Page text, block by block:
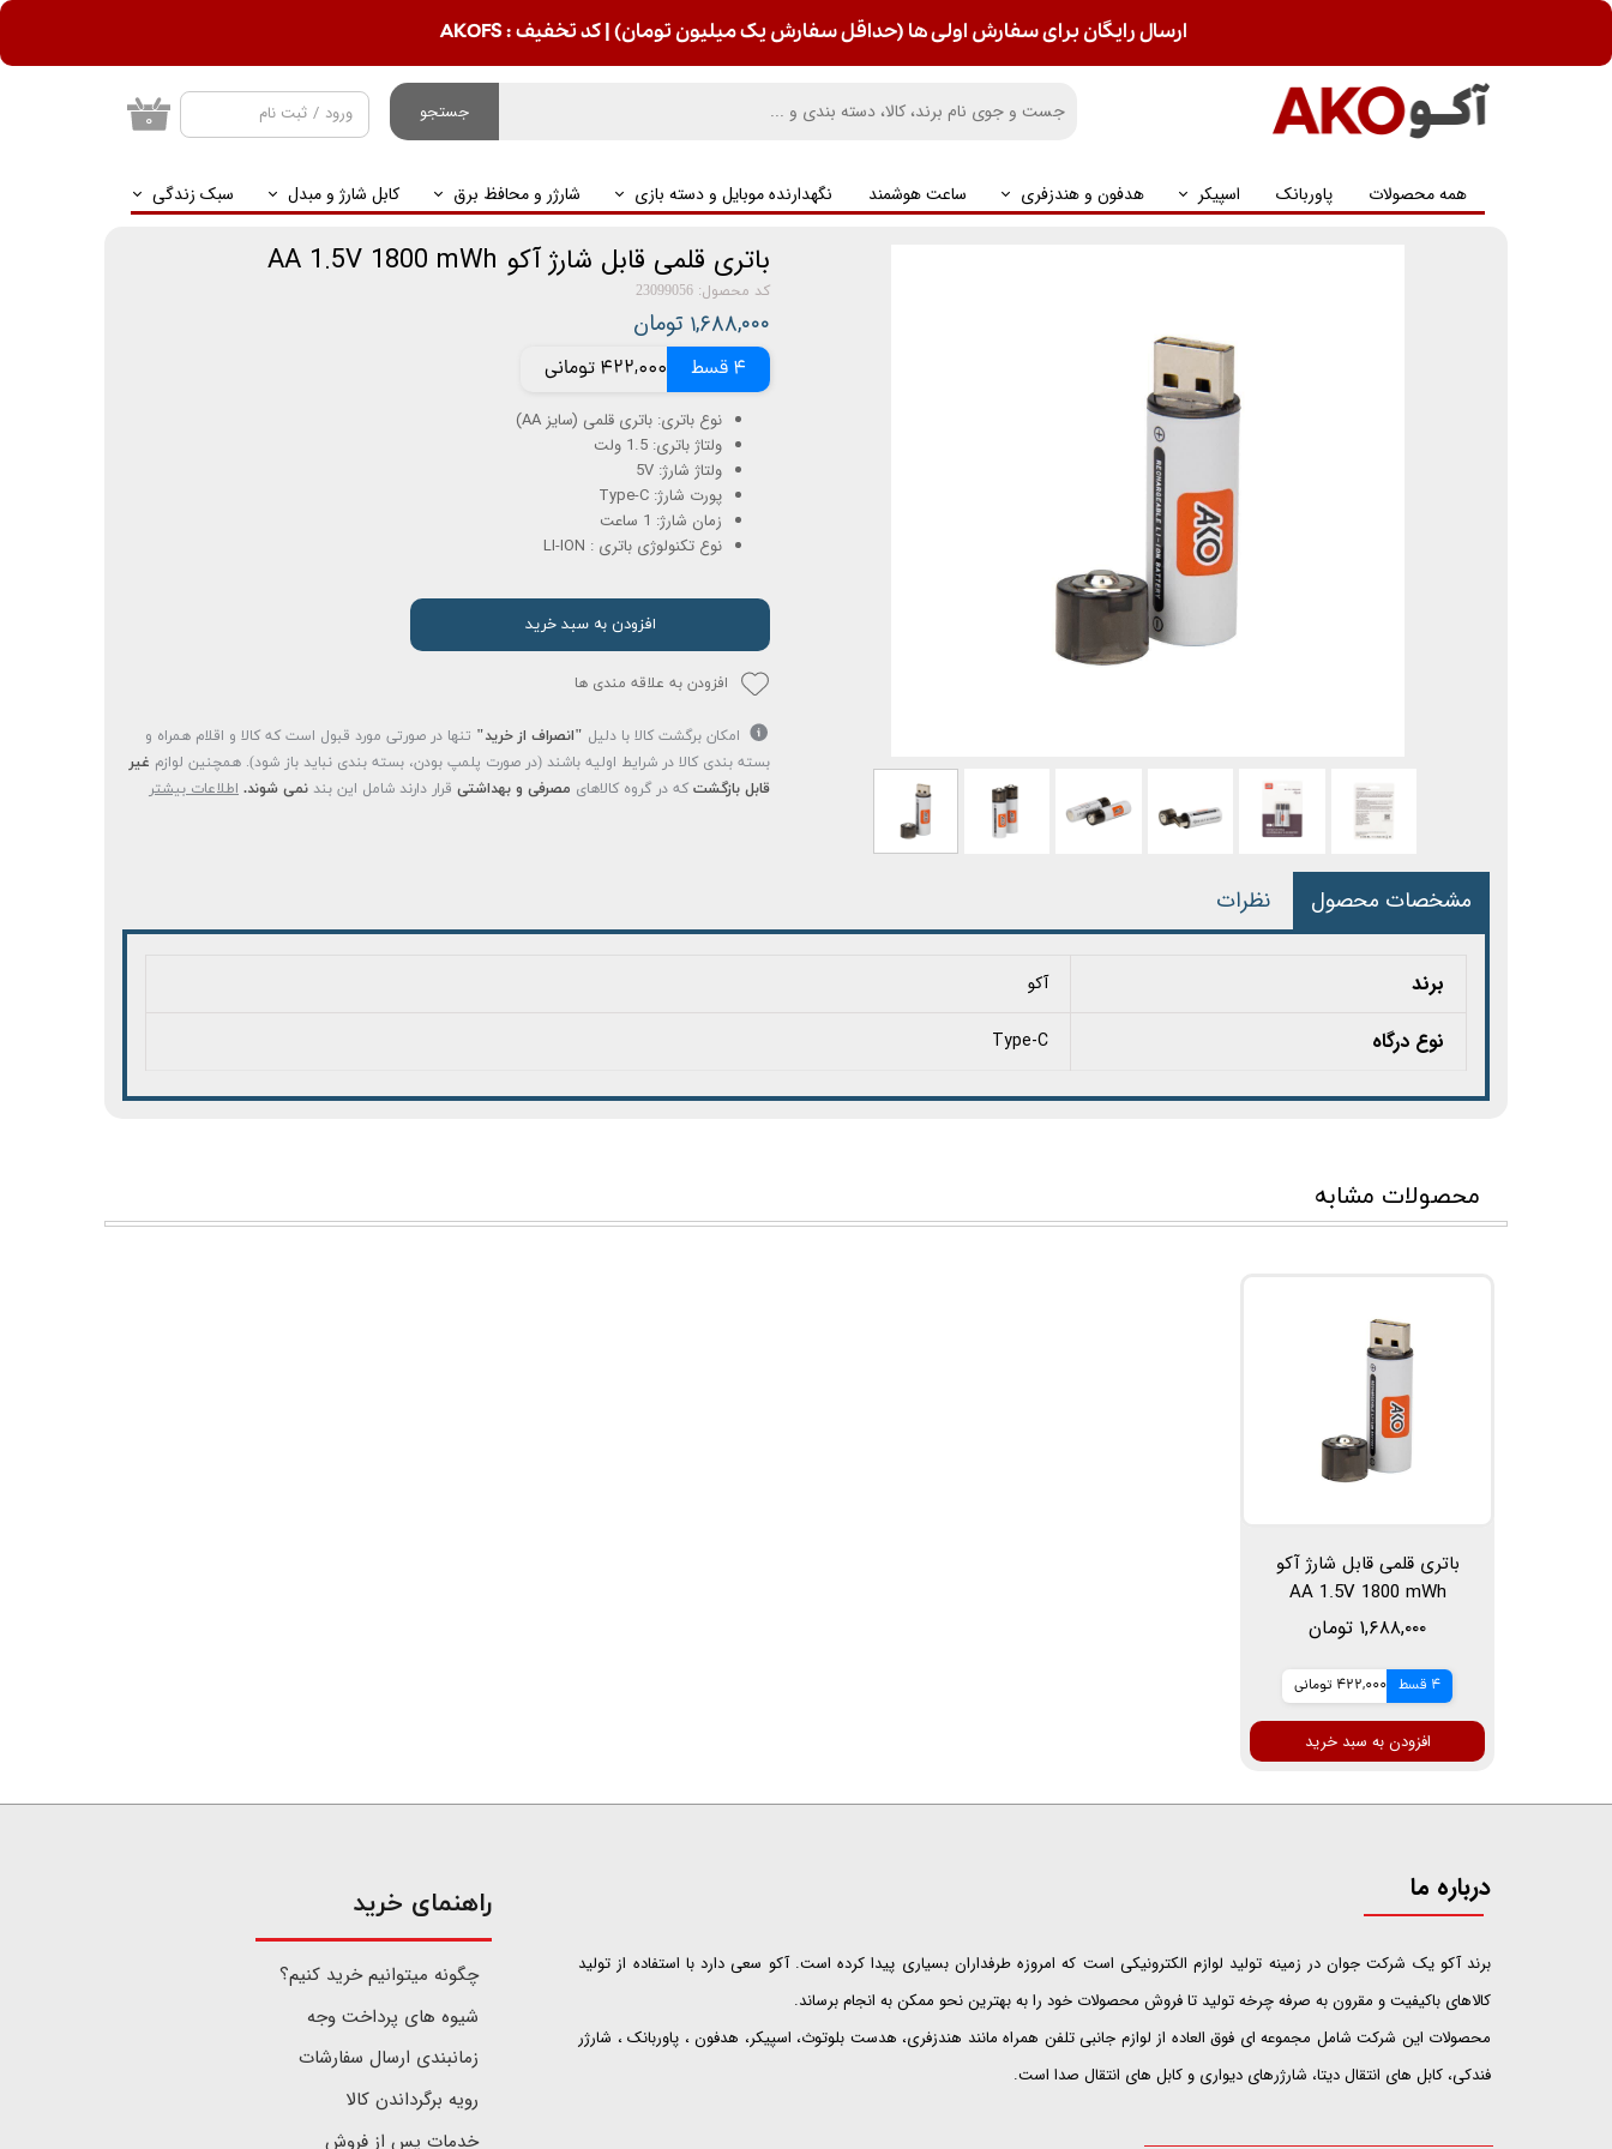
جستجو
همه محصولات پاوربانک اسپیکر هدفون و هندزفری ساعت هوشمند نگهدارنده موبایل و دسته بازی شارژر و محافظ برق کابل شارژ و مبدل سبک زندگی
ورود / ثبت نام
تغییر گذر واژه
۰
ارسال رایگان برای سفارش اولی ها (حداقل سفارش یک میلیون تومان) | کد تخفیف : AKOFS
باتری قلمی قابل شارژ آکو AA 1.5V 1800 mWh
کد محصول: 23099056
۱,۶۸۸,۰۰۰ تومان
4 قسط 422,000 تومانی
نوع باتری: باتری قلمی (سایز AA)
ولتاژ باتری: 1.5 ولت
ولتاژ شارژ: 5V
پورت شارژ: Type-C
زمان شارژ: 1 ساعت
نوع تکنولوژی باتری : LI-ION
افزودن به سبد خرید
افزودن به علاقه مندی ها
امکان برگشت کالا با دلیل "انصراف از خرید" تنها در صورتی مورد قبول است که کالا و اقلام همراه و
بسته بندی کالا در شرایط اولیه باشند (در صورت پلمپ بودن، بسته بندی نباید باز شود). همچنین لوازم غیر
قابل بازگشت که در گروه کالاهای مصرفی و بهداشتی قرار دارند شامل این بند نمی شوند. اطلاعات بیشتر
مشخصات محصول نظرات
برند آکو
نوع درگاه Type-C
محصولات مشابه
باتری قلمی قابل شارژ آکو
AA 1.5V 1800 mWh
۱,۶۸۸,۰۰۰ تومان
4 قسط 422,000 تومانی
افزودن به سبد خرید
درباره ما
​​​​​​​برند آکو یک شرکت جوان در زمینه تولید لوازم الکترونیکی است که امروزه طرفداران بسیاری پیدا کرده است. آکو سعی دارد با استفاده از تولید
کالاهای باکیفیت و مقرون به صرفه چرخه تولید تا فروش محصولات خود را به بهترین نحو ممکن به انجام برساند.
محصولات این شرکت شامل مجموعه ای فوق العاده از لوازم جانبی تلفن همراه مانند هندزفری، هدست بلوتوث، اسپیکر، هدفون ، پاوربانک ، شارژر
فندکی، کابل های انتقال دیتا، شارژرهای دیواری و کابل های انتقال صدا است.
​راهنمای خرید
چگونه میتوانیم خرید کنیم؟
شیوه های پرداخت وجه
زمانبندی ارسال سفارشات
رویه برگرداندن کالا
خدمات پس از فروش